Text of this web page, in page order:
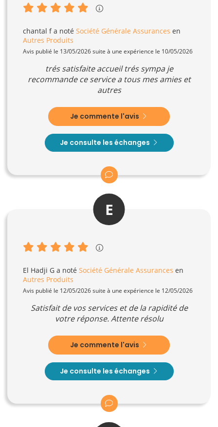
chantal fa noté Société Générale Assurances en
Autres Produits
Avis publié le 13/05/2026 suite à une expérience le 10/05/2026
trés satisfaite accueil trés sympa je
recommande ce service a tous mes amies et
autres
Je commente l'avis
Je consulte les échanges
E
El Hadji G a noté Société Générale Assurances en
Autres Produits
Avis publié le 12/05/2026 suite à une expérience le 12/05/2026
Satisfait de vos services et de la rapidité de
votre réponse. Attente résolu
Je commente l'avis
Je consulte les échanges